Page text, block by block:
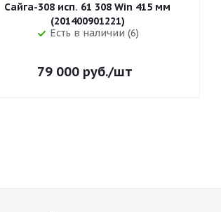
Сайга-308 исп. 61 308 Win 415 мм
(201400901221)
Есть в наличии (6)
79 000 руб./шт